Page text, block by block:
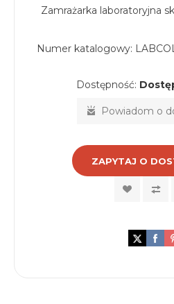
Zamrażarka laboratoryjna
Numer katalogowy:
Dostępność:
Powiadom o
ZAPYTAJ O